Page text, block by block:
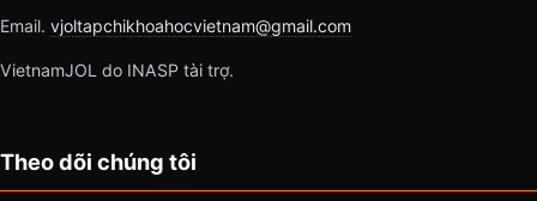
Email. vjoltapchikhoahocvietnam@gmail.com
VietnamJOL do INASP tài trợ.
Theo dõi chúng tôi